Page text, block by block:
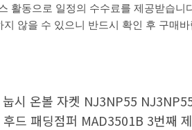
활동으로 일정의 수수료를 제공받습니
않을 수 있으니 반드시 확인 후 구매
시 온볼 자켓 NJ3NP55
드 패딩점퍼 MAD3501B 3번째 제